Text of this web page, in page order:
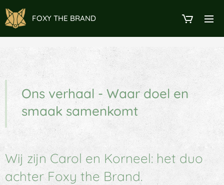
FOXY THE BRAND
Ons verhaal - Waar doel en
smaak samenkomt
Wij zijn Carol en Korneel: het duo
achter Foxy the Brand.